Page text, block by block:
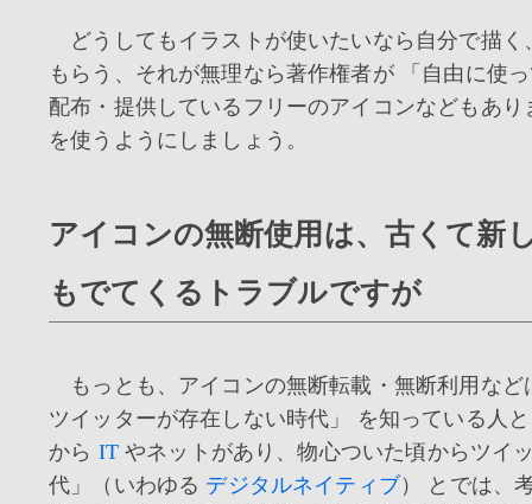
どうしてもイラストが使いたいなら自分で描く
もらう、それが無理なら著作権者が 「自由に使
配布・提供しているフリーのアイコンなどもあり
を使うようにしましょう。
アイコンの無断使用は、古くて新
もでてくるトラブルですが
もっとも、アイコンの無断転載・無断利用など
ツイッターが存在しない時代」 を知っている人
から ITやネットがあり、物心ついた頃からツイ
代」（いわゆる デジタルネイティブ） とでは、